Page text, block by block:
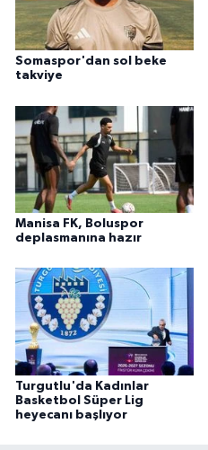
Somaspor'dan sol beke
takviye
Manisa FK, Boluspor
deplasmanına hazır
Turgutlu'da Kadınlar
Basketbol Süper Lig
heyecanı başlıyor